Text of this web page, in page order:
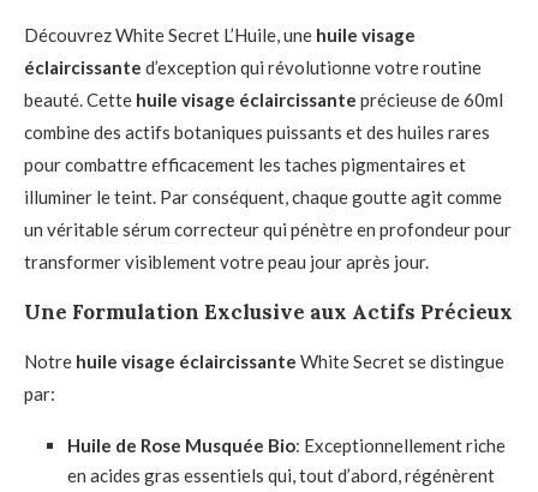
Découvrez White Secret L’Huile, une huile visage
éclaircissante d’exception qui révolutionne votre routine
beauté. Cette huile visage éclaircissante précieuse de 60ml
combine des actifs botaniques puissants et des huiles rares
pour combattre efficacement les taches pigmentaires et
illuminer le teint. Par conséquent, chaque goutte agit comme
un véritable sérum correcteur qui pénètre en profondeur pour
transformer visiblement votre peau jour après jour.
Une Formulation Exclusive aux Actifs Précieux
Notre huile visage éclaircissante White Secret se distingue
par:
Huile de Rose Musquée Bio: Exceptionnellement riche
en acides gras essentiels qui, tout d’abord, régénèrent